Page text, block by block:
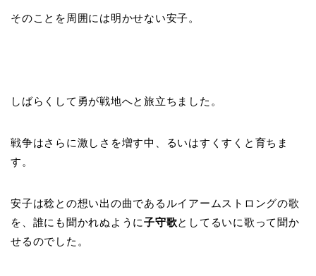
そのことを周囲には明かせない安子。
しばらくして勇が戦地へと旅立ちました。
戦争はさらに激しさを増す中、るいはすくすくと育ちま
す。
安子は稔との想い出の曲であるルイアームストロングの歌
を、誰にも聞かれぬように子守歌としてるいに歌って聞か
せるのでした。